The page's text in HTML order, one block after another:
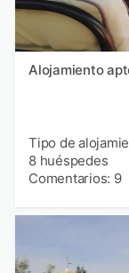
Alojamiento
Tipo de
8 huéspedes
Comentarios: 9